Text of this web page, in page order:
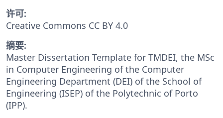
许可:
Creative Commons CC BY 4.0
摘要:
Master Dissertation Template for TMDEI, the MSc
in Computer Engineering of the Computer
Engineering Department (DEI) of the School of
Engineering (ISEP) of the Polytechnic of Porto
(IPP).